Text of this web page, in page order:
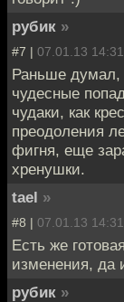
рубик »
#7 | 07.01.13 14:31
Раньше думал,
чудесные
чудаки, как
преодоления
фигня, еще
хренушки.
tael »
#8 | 07.01.13 14:31
Есть же
изменения, да
рубик »